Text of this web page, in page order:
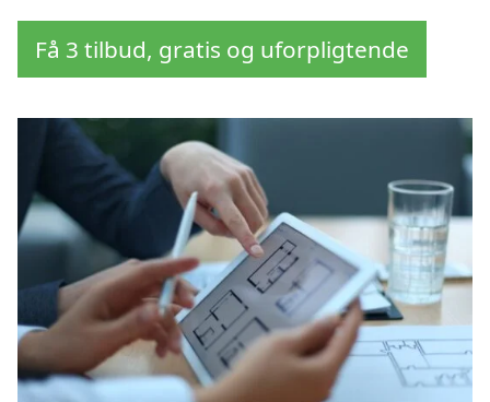
Få 3 tilbud, gratis og uforpligtende